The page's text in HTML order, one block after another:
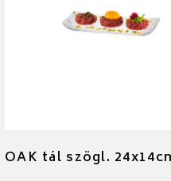
OAK tál szögl.